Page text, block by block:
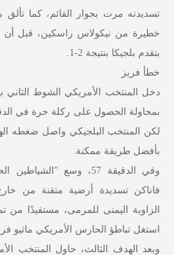
تسديدته مرت بجوار القائم، كما تألق
خطيرة من نيكولاس راسكين، قبل أن
بتقدم بلجيكا بنتيجة 2-1.
خطأ فريز
دخل المنتخب الأمريكي الشوط الثاني
لكن المنتخب البلجيكي واصل ضغطه
بأفضل طريقة ممكنة.
وفي الدقيقة 57، وسع
فاناكن تسديدة أرضية متقنة من
الزاوية اليمنى للمرمى، مستفيدًا من
استغل تباطؤ الحارس الأمريكي ماثيو
وبعد الهدف الثالث، حاول المنتخب